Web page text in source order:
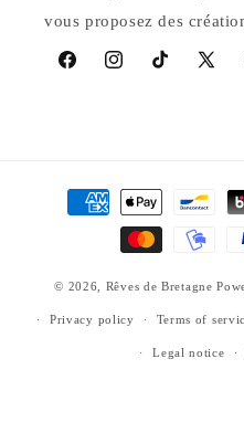
vous proposez des
FacebookInstagramTikTokX
Payment
methods
© 2026, Rêves de Bretagne
Privacy policy Terms of
Legal notice